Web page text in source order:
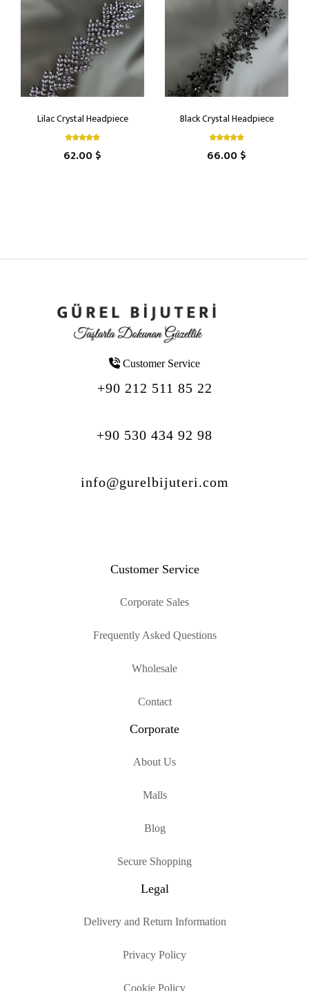
Lilac Crystal Headpiece
62.00 $
Black Crystal Headpiece
66.00 $
Customer Service
+90 212 511 85 22
+90 530 434 92 98
info@gurelbijuteri.com
Customer Service
Corporate Sales
Frequently Asked Questions
Wholesale
Contact
Corporate
About Us
Malls
Blog
Secure Shopping
Legal
Delivery and Return Information
Privacy Policy
Cookie Policy